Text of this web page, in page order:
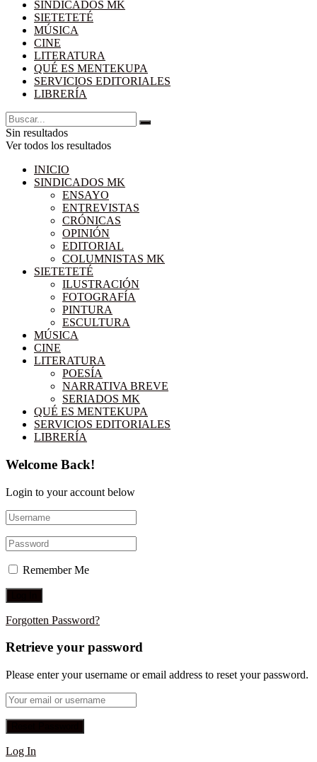
SINDICADOS MK
SIETETETÉ
MÚSICA
CINE
LITERATURA
QUÉ ES MENTEKUPA
SERVICIOS EDITORIALES
LIBRERÍA
Sin resultados
Ver todos los resultados
INICIO
SINDICADOS MK
ENSAYO
ENTREVISTAS
CRÓNICAS
OPINIÓN
EDITORIAL
COLUMNISTAS MK
SIETETETÉ
ILUSTRACIÓN
FOTOGRAFÍA
PINTURA
ESCULTURA
MÚSICA
CINE
LITERATURA
POESÍA
NARRATIVA BREVE
SERIADOS MK
QUÉ ES MENTEKUPA
SERVICIOS EDITORIALES
LIBRERÍA
Welcome Back!
Login to your account below
Remember Me
Forgotten Password?
Retrieve your password
Please enter your username or email address to reset your password.
Log In